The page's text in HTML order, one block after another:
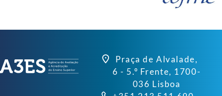
Praça de Alvalade,
6 - 5.º Frente, 1700-
036 Lisboa